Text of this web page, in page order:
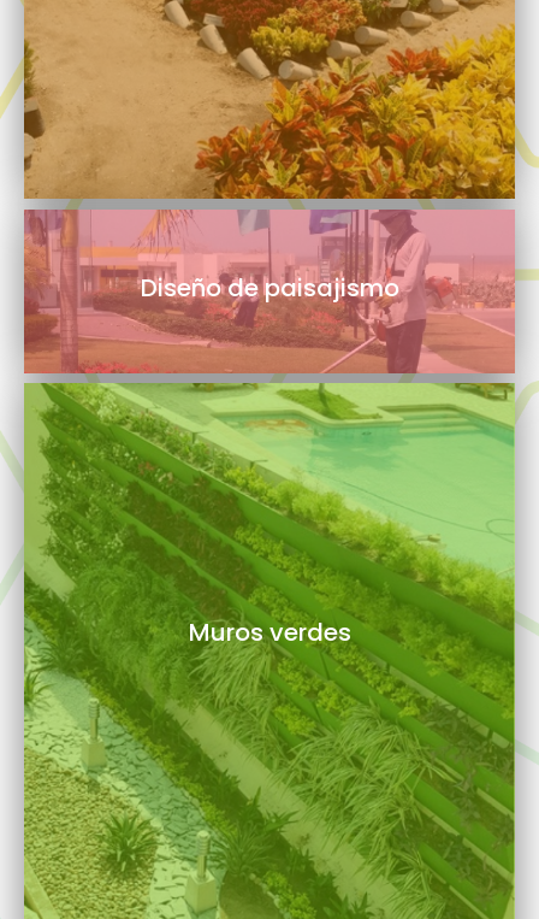
Diseño de paisajismo
Muros verdes